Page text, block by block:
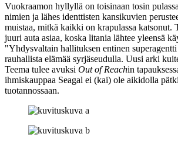
Vuokraamon hyllyllä on toisinaan tosin
nimien ja lähes identtisten kansikuvien
muistaa, mitkä kaikki on krapulassa katsonut.
juuri auta asiaa, koska litania lähtee yleensä
"Yhdysvaltain hallituksen entinen
rauhallista elämää syrjäseudulla. Uusi arki
Teema tulee avuksi Out of Reachin
ihmiskauppaa Seagal ei (kai) ole aikidolla
tuotannossaan.